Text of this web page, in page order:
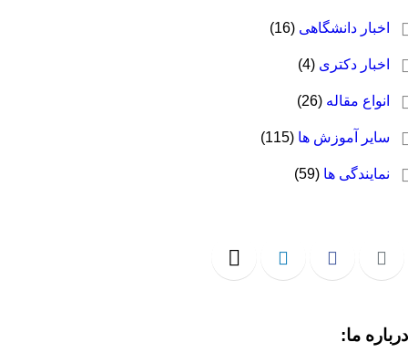
اخبار دانشگاهی (16)
اخبار دکتری(4)
انواع مقاله(26)
سایر آموزش ها(115)
نمایندگی ها(59)
ما: